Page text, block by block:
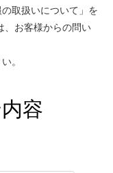
取扱いについて」を
、お客様からの問い
。